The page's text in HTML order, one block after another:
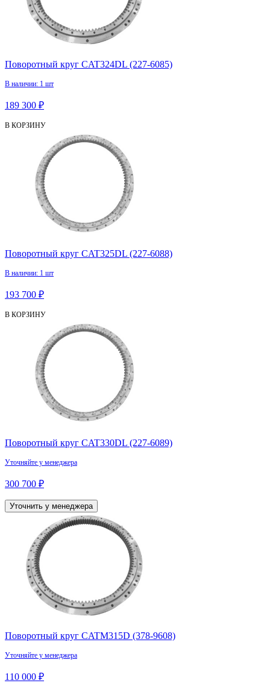
Поворотный круг CAT324DL (227-6085)
В наличии: 1 шт
189 300 ₽
В КОРЗИНУ
Поворотный круг CAT325DL (227-6088)
В наличии: 1 шт
193 700 ₽
В КОРЗИНУ
Поворотный круг CAT330DL (227-6089)
Уточняйте у менеджера
300 700 ₽
Уточнить у менеджера
Поворотный круг CATM315D (378-9608)
Уточняйте у менеджера
110 000 ₽